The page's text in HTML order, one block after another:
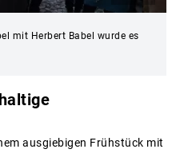
mit Herbert Babel wurde es
ausgiebigen Frühstück mit